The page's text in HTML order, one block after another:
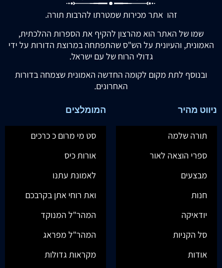
זהו אתר מכירות שמטרתו להרבות תורה.
שמו של האתר הוא מהרצון להקיף את הספרות ההלכתית,
האמונית, והעיונית על הש"ס שהתפתחה במרוצת הדורות על ידי
גדולי הרוח של עם ישראל.
ובנוסף לתת מקום לקומה החדשה האמונית שצמחה בדורות
האחרונים.
ניווט מהיר
תורה שלמה
ספרי הוצאה לאור
מבצעים
חנות
יודאיקה
סל הקניות
אודות
המומלצים
סט מי מרום כ כרכים
אורות כיס
לאמונת עתנו
ואת רוחי אתן בקרבכם
המהר"ל המנוקד
המהר"ל מפראג
מקראות גדולות